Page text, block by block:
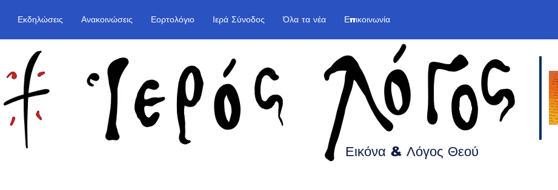
Εκδηλώσεις Ανακοινώσεις Εορτολόγιο Ιερά Σύνοδος Όλα τα νέα Επικοινωνία
Εικόνα & Λόγος Θεού